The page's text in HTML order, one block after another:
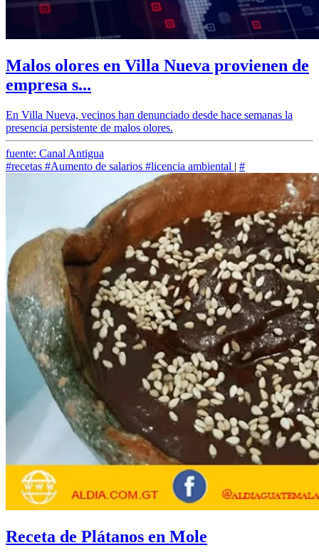
Malos olores en Villa Nueva provienen de
empresa s...
En Villa Nueva, vecinos han denunciado desde hace semanas la
presencia persistente de malos olores.
fuente: Canal Antigua
#recetas #Aumento de salarios #licencia ambiental | #
Receta de Plátanos en Mole